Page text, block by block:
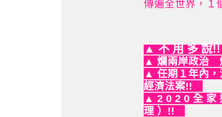
傳遍全世界，１
▲ 不 用 多 說
▲ 爛兩岸政治
▲ 任期１年內，
經濟法案!!
▲ 2 0 2 0 全 家
理 ）!!